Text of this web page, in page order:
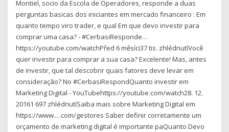
Montiel, socio da Escola de Operadores, responde a duas
perguntas basicas dos iniciantes em mercado financeiro : Em
quanto tempo viro trader, e qual Em que devo investir para
comprar uma casa? - #CerbasiResponde…
https://youtube.com/watchPřed 6 měsíci37 tis. zhlédnutíVocê
quer investir para comprar a sua casa? Excelente! Mas, antes
de investir, que tal descobrir quais fatores deve levar em
consideração? No #CerbasiRespondQuanto investir em
Marketing Digital - YouTubehttps://youtube.com/watch28. 12.
20161 697 zhlédnutíSaiba mais sobre Marketing Digital em
https://www.…com/gestores Saber definir corretamente um
orçamento de marketing digital é importante paQuanto Devo